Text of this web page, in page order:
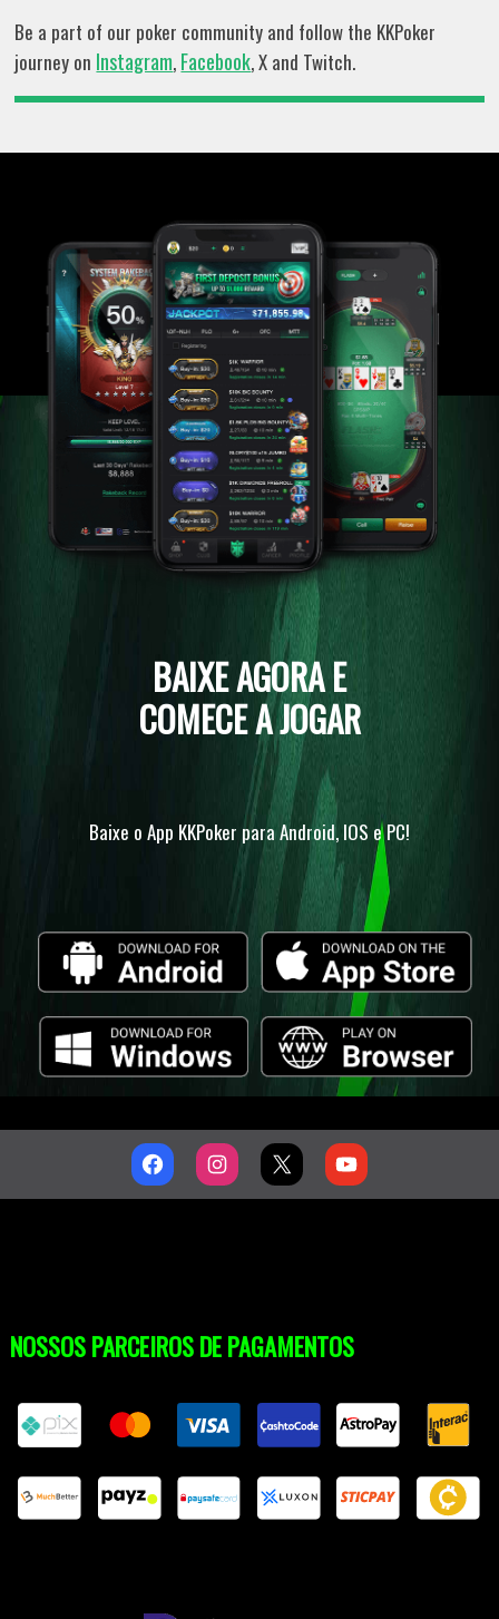
Be a part of our poker community and follow the KKPoker
journey on Instagram, Facebook, X and Twitch.
BAIXE AGORA E
COMECE A JOGAR
Baixe o App KKPoker para Android, IOS e PC!
NOSSOS PARCEIROS DE PAGAMENTOS